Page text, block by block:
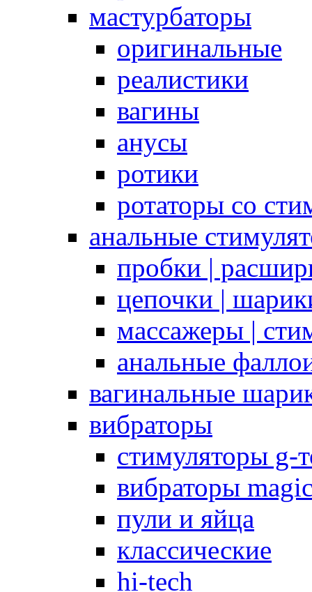
мастурбаторы
оригинальные
реалистики
вагины
анусы
ротики
ротаторы со
анальные
пробки |
цепочки |
массажеры |
анальные
вагинальные
вибраторы
стимуляторы g-
вибраторы
пули и яйца
классические
hi-tech